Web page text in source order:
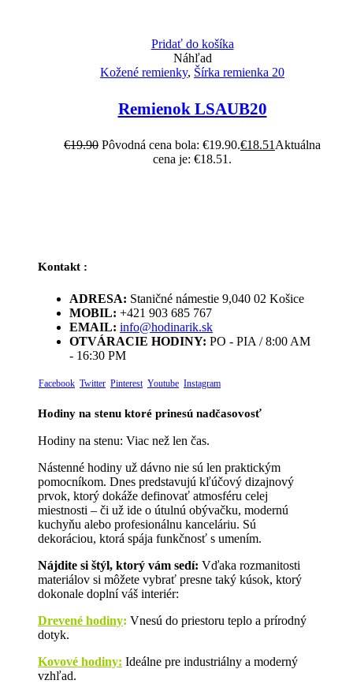
Pridať do košíka
Náhľad
Kožené remienky, Šírka remienka 20
Remienok LSAUB20
€19.90 Pôvodná cena bola: €19.90.€18.51 Aktuálna
cena je: €18.51.
Kontakt :
ADRESA: Staničné námestie 9,040 02 Košice
MOBIL: +421 903 685 767
EMAIL: info@hodinarik.sk
OTVÁRACIE HODINY: PO - PIA / 8:00 AM
- 16:30 PM
Facebook Twitter Pinterest Youtube Instagram
Hodiny na stenu ktoré prinesú nadčasovosť
Hodiny na stenu: Viac než len čas.
Nástenné hodiny už dávno nie sú len praktickým
pomocníkom. Dnes predstavujú kľúčový dizajnový
prvok, ktorý dokáže definovať atmosféru celej
miestnosti – či už ide o útulnú obývačku, modernú
kuchyňu alebo profesionálnu kanceláriu. Sú
dekoráciou, ktorá spája funkčnosť s umením.
Nájdite si štýl, ktorý vám sedí: Vďaka rozmanitosti
materiálov si môžete vybrať presne taký kúsok, ktorý
dokonale doplní váš interiér:
Drevené hodiny: Vnesú do priestoru teplo a prírodný
dotyk.
Kovové hodiny: Ideálne pre industriálny a moderný
vzhľad.